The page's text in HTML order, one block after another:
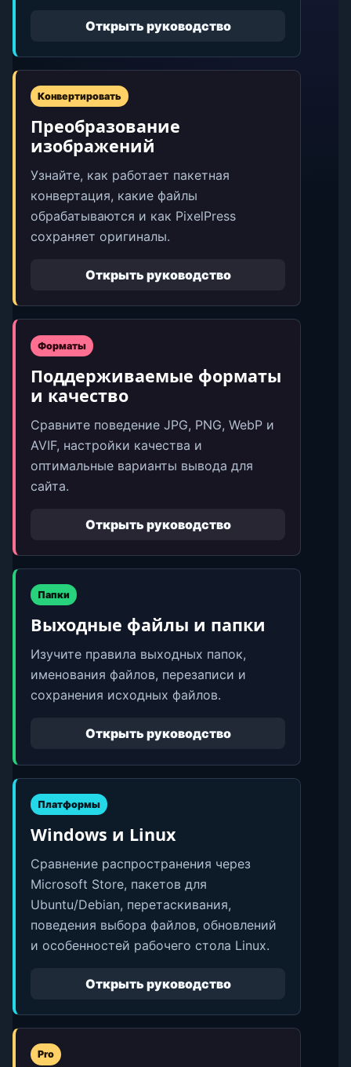
Открыть руководство
Конвертировать
Преобразование
изображений
Узнайте, как работает пакетная
конвертация, какие файлы
обрабатываются и как PixelPress
сохраняет оригиналы.
Открыть руководство
Форматы
Поддерживаемые форматы
и качество
Сравните поведение JPG, PNG, WebP и
AVIF, настройки качества и
оптимальные варианты вывода для
сайта.
Открыть руководство
Папки
Выходные файлы и папки
Изучите правила выходных папок,
именования файлов, перезаписи и
сохранения исходных файлов.
Открыть руководство
Платформы
Windows и Linux
Сравнение распространения через
Microsoft Store, пакетов для
Ubuntu/Debian, перетаскивания,
поведения выбора файлов, обновлений
и особенностей рабочего стола Linux.
Открыть руководство
Pro